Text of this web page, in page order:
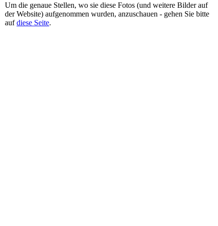
Um die genaue Stellen, wo sie diese Fotos (und weitere Bilder auf
der Website) aufgenommen wurden, anzuschauen - gehen Sie bitte
aufdiese Seite.